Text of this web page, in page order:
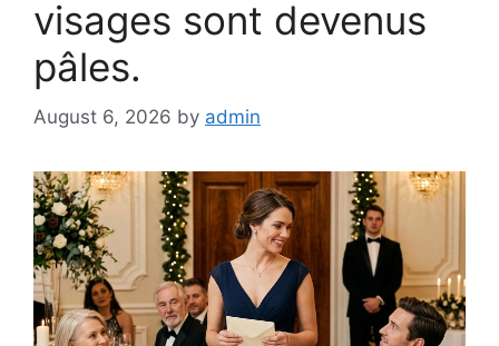
visages sont devenus
pâles.
August 6, 2026 by admin